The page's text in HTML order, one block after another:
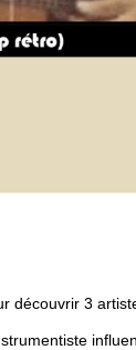
découvrir 3